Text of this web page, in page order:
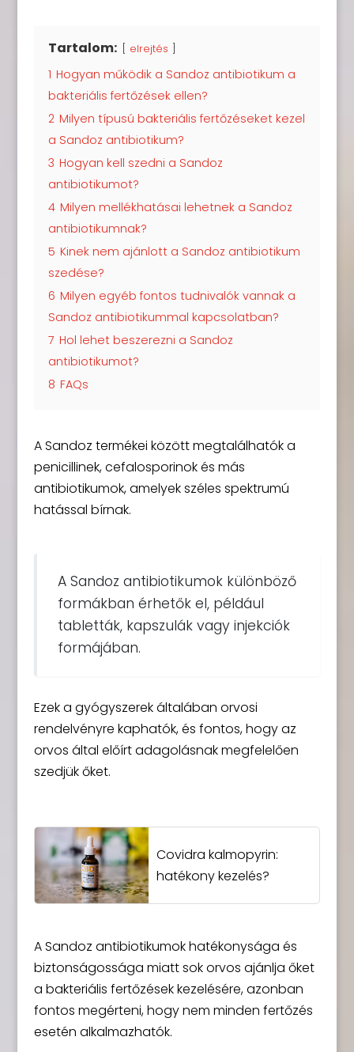
Tartalom: elrejtés
1 Hogyan működik a Sandoz antibiotikum a
bakteriális fertőzések ellen?
2 Milyen típusú bakteriális fertőzéseket kezel
a Sandoz antibiotikum?
3 Hogyan kell szedni a Sandoz
antibiotikumot?
4 Milyen mellékhatásai lehetnek a Sandoz
antibiotikumnak?
5 Kinek nem ajánlott a Sandoz antibiotikum
szedése?
6 Milyen egyéb fontos tudnivalók vannak a
Sandoz antibiotikummal kapcsolatban?
7 Hol lehet beszerezni a Sandoz
antibiotikumot?
8 FAQs
A Sandoz termékei között megtalálhatók a
penicillinek, cefalosporinok és más
antibiotikumok, amelyek széles spektrumú
hatással bírnak.
A Sandoz antibiotikumok különböző
formákban érhetők el, például
tabletták, kapszulák vagy injekciók
formájában.
Ezek a gyógyszerek általában orvosi
rendelvényre kaphatók, és fontos, hogy az
orvos által előírt adagolásnak megfelelően
szedjük őket.
Covidra kalmopyrin:
hatékony kezelés?
A Sandoz antibiotikumok hatékonysága és
biztonságossága miatt sok orvos ajánlja őket
a bakteriális fertőzések kezelésére, azonban
fontos megérteni, hogy nem minden fertőzés
esetén alkalmazhatók.